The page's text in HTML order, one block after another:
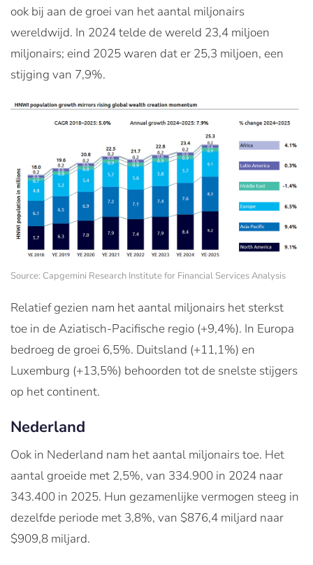
ook bij aan de groei van het aantal miljonairs
wereldwijd. In 2024 telde de wereld 23,4 miljoen
miljonairs; eind 2025 waren dat er 25,3 miljoen, een
stijging van 7,9%.
Source: Capgemini Research Institute for Financial Services Analysis
Relatief gezien nam het aantal miljonairs het sterkst
toe in de Aziatisch-Pacifische regio (+9,4%). In Europa
bedroeg de groei 6,5%. Duitsland (+11,1%) en
Luxemburg (+13,5%) behoorden tot de snelste stijgers
op het continent.
Nederland
Ook in Nederland nam het aantal miljonairs toe. Het
aantal groeide met 2,5%, van 334.900 in 2024 naar
343.400 in 2025. Hun gezamenlijke vermogen steeg in
dezelfde periode met 3,8%, van $876,4 miljard naar
$909,8 miljard.